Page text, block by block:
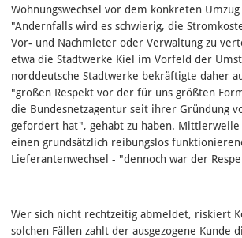
Wohnungswechsel vor dem konkreten
"Andernfalls wird es schwierig, die
Vor- und Nachmieter oder Verwaltung zu
etwa die Stadtwerke Kiel im Vorfeld der
norddeutsche Stadtwerke bekräftigte daher
"großen Respekt vor der für uns größten
die Bundesnetzagentur seit ihrer Gründung
gefordert hat", gehabt zu haben. Mittlerweile
einen grundsätzlich reibungslos
Lieferantenwechsel - "dennoch war der
Wer sich nicht rechtzeitig abmeldet, riskiert
solchen Fällen zahlt der ausgezogene Kunde